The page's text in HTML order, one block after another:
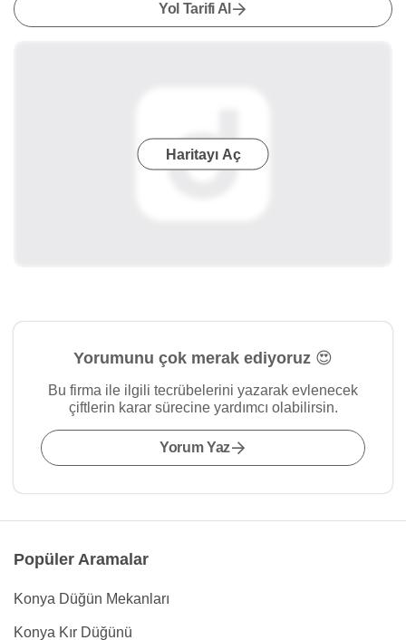
Yol Tarifi Al
Haritayı Aç
Yorumunu çok merak ediyoruz 😍
Bu firma ile ilgili tecrübelerini yazarak evlenecek
çiftlerin karar sürecine yardımcı olabilirsin.
Yorum Yaz
Popüler Aramalar
Konya Düğün Mekanları
Konya Kır Düğünü